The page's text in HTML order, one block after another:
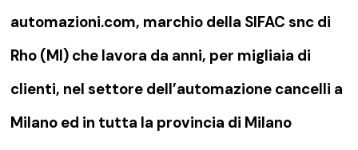
automazioni.com, marchio della SIFAC snc di
Rho (MI) che lavora da anni, per migliaia di
clienti, nel settore dell’automazione cancelli a
Milano ed in tutta la provincia di Milano